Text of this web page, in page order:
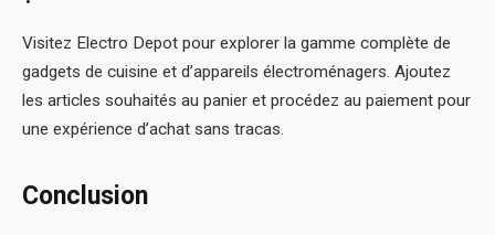
Visitez Electro Depot pour explorer la gamme complète de
gadgets de cuisine et d’appareils électroménagers. Ajoutez
les articles souhaités au panier et procédez au paiement pour
une expérience d’achat sans tracas.
Conclusion